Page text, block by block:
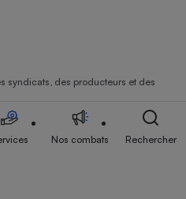
syndicats, des producteurs et des
Nos combats Rechercher